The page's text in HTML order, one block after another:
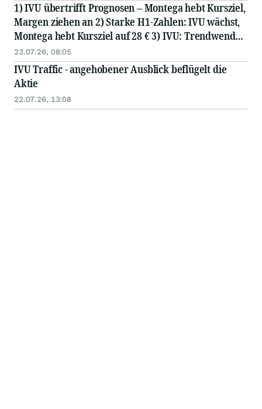
1) IVU übertrifft Prognosen – Montega hebt Kursziel,
Margen ziehen an 2) Starke H1‑Zahlen: IVU wächst,
Montega hebt Kursziel auf 28 € 3) IVU: Trendwende
bei Margen, Montega empfiehlt Kauf und erhöht Ziel
23.07.26, 08:05
IVU Traffic - angehobener Ausblick beflügelt die
Aktie
22.07.26, 13:08